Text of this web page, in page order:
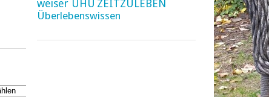
weiser UHU ZEITZULEBEN
Überlebenswissen